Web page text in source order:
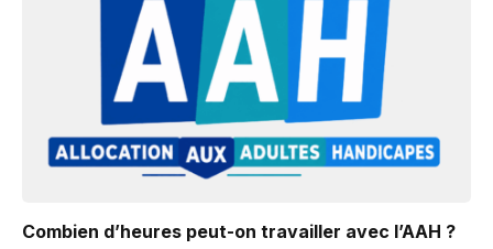
Combien d’heures peut-on travailler avec l’AAH ?